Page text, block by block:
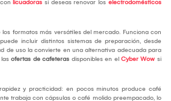
licuadoras si deseas renovar los electrodomésticos
los formatos más versátiles del mercado. Funciona con
incluir distintos sistemas de preparación, desde
de uso la convierte en una alternativa adecuada para
ofertas de cafeteras disponibles en el Cyber Wow si
y practicidad: en pocos minutos produce café
trabaja con cápsulas o café molido preempacado, lo